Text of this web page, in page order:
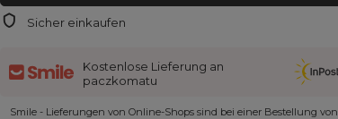
Sicher einkaufen
Kostenlose Lieferung an
paczkomatu
Smile - Lieferungen von Online-Shops sind bei einer Bestellung von